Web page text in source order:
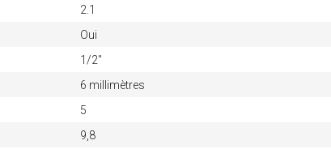
2.1
Oui
1/2"
6 millimètres
5
9,8